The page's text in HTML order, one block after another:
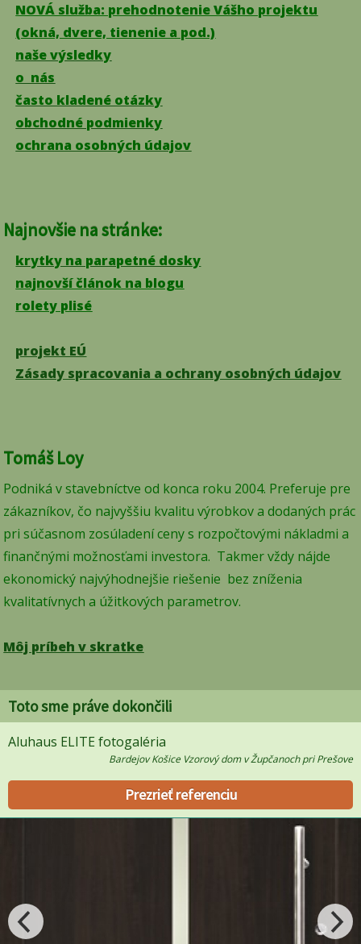
NOVÁ služba: prehodnotenie Vášho projektu
(okná, dvere, tienenie a pod.)
naše výsledky
o nás
často kladené otázky
obchodné podmienky
ochrana osobných údajov
Najnovšie na stránke:
krytky na parapetné dosky
najnovší článok na blogu
rolety plisé
projekt EÚ
Zásady spracovania a ochrany osobných údajov
Tomáš Loy
Podniká v stavebníctve od konca roku 2004. Preferuje pre
zákazníkov, čo najvyššiu kvalitu výrobkov a dodaných prác
pri súčasnom zosúladení ceny s rozpočtovými nákladmi a
finančnými možnosťami investora. Takmer vždy nájde
ekonomický najvýhodnejšie riešenie bez zníženia
kvalitatívnych a úžitkových parametrov.
Môj príbeh v skratke
Toto sme práve dokončili
Aluhaus ELITE fotogaléria
Bardejov Košice Vzorový dom v Župčanoch pri Prešove
Prezrieť referenciu